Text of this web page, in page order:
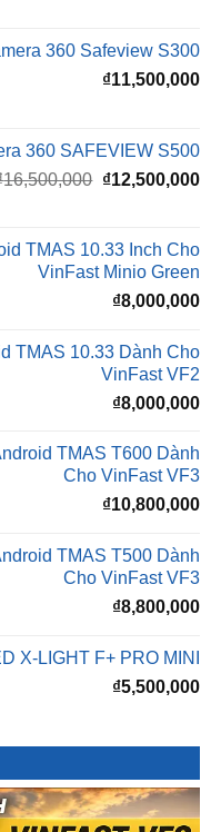
360 SAFEVIEW S500
gốc
₫16,500,000.
TMAS 10.33 Inch Cho
₫8,000,000
TMAS 10.33 Dành Cho
₫8,000,000
TMAS T600 Dành
₫10,800,000
TMAS T500 Dành
₫8,800,000
X-LIGHT F+ PRO MINI